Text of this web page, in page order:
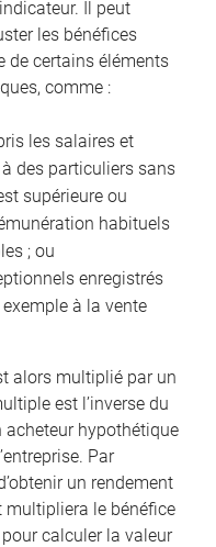
Il peut
les bénéfices
de certains éléments
comme :
les salaires et
des particuliers sans
supérieure ou
habituels
; ou
enregistrés
à la vente
alors multiplié par un
est l’inverse du
acheteur hypothétique
Par
un rendement
multipliera le bénéfice
calculer la valeur